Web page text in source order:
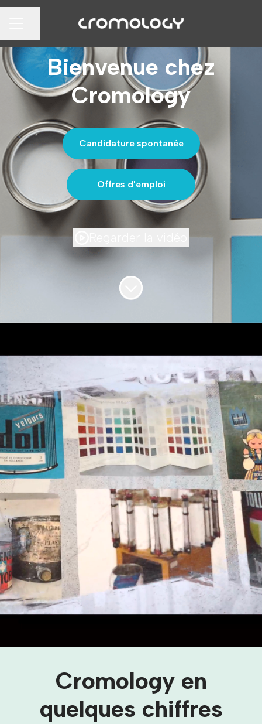
Partager la page
Bienvenue chez
Cromology
Candidature spontanée
Offres d'emploi
Faire défiler jusqu'au contenu
Vivez une carrière
haute en couleurs !
Nous vous invitons à découvrir les
perspectives professionnelles offertes par
notre entreprise, fondée sur l’innovation, la
coopération et le développement des
compétences.
Ensemble, construisons un avenir durable
et porteur de sens.
Cromology en
quelques chiffres